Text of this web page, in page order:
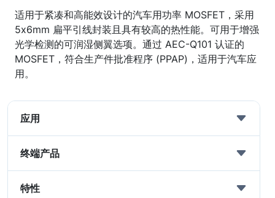
适用于紧凑和高能效设计的汽车用功率 MOSFET，采用
5x6mm 扁平引线封装且具有较高的热性能。可用于增强
光学检测的可润湿侧翼选项。通过 AEC-Q101 认证的
MOSFET，符合生产件批准程序 (PPAP)，适用于汽车应
用。
应用
终端产品
特性